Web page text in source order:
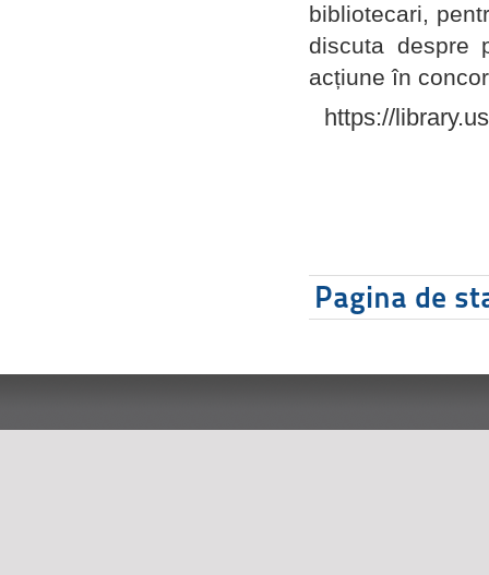
bibliotecari,
discuta despre
acțiune în
https://
Pagina de